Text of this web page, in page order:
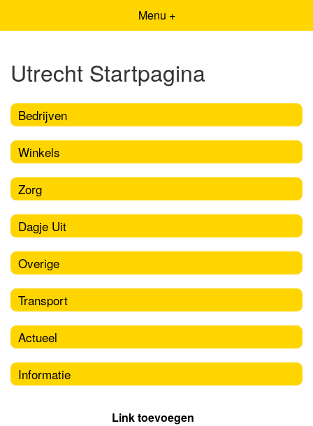
Menu +
Utrecht Startpagina
Bedrijven
Winkels
Zorg
Dagje Uit
Overige
Transport
Actueel
Informatie
Link toevoegen